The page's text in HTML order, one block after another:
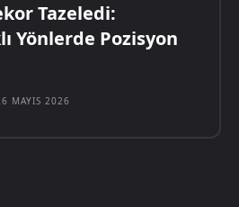
Tazeledi:
Yönlerde Pozisyon
MAYIS 2026